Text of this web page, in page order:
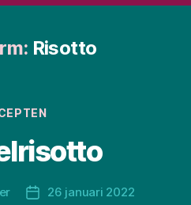
Risotto
Categorieën
Berichtdatum
26 januari 2022